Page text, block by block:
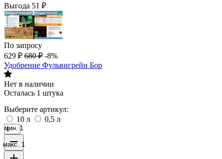
Выгода 51 ₽
По запросу
629 ₽ 680 ₽ -8%
Удобрение Фульвигрейн Бор
Нет в наличии
Осталась 1 штука
Выберите артикул:
10 л
0,5 л
мин. 1
макс. 1